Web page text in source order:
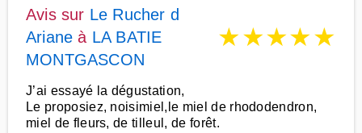
Avis sur Le Rucher d
Ariane à LA BATIE
MONTGASCON
★★★★★
J’ai essayé la dégustation,
Le proposiez, noisimiel,le miel de rhododendron,
miel de fleurs, de tilleul, de forêt.